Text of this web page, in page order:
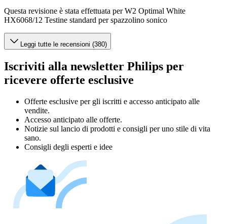
Questa revisione è stata effettuata per W2 Optimal White
HX6068/12 Testine standard per spazzolino sonico
Leggi tutte le recensioni (380)
Iscriviti alla newsletter Philips per
ricevere offerte esclusive
Offerte esclusive per gli iscritti e accesso anticipato alle
vendite.
Accesso anticipato alle offerte.
Notizie sul lancio di prodotti e consigli per uno stile di vita
sano.
Consigli degli esperti e idee